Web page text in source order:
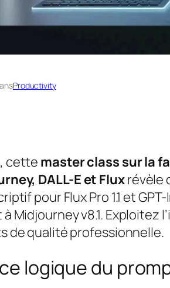
Productivity
cette master class sur la
DALL-E et Fluxrévèle
pour Flux Pro 1.1 et
à Midjourney v8.1.
de qualité professionnelle.
logique du